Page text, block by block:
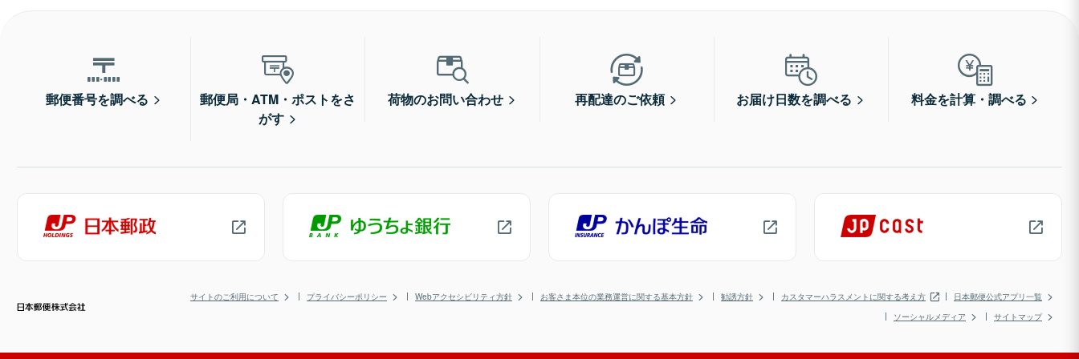
郵便番号を調べる
郵便局・ATM・ポストをさ
がす
荷物のお問い合わせ 再配達のご依頼 お届け日数を調べる 料金を計算・調べる
サイトのご利用について プライバシーポリシー Webアクセシビリティ方針 お客さま本位の業務運営に関する基本方針 勧誘方針 カスタマーハラスメントに関する考え方
日本郵便公式アプリ一覧
ソーシャルメディア
サイトマップ